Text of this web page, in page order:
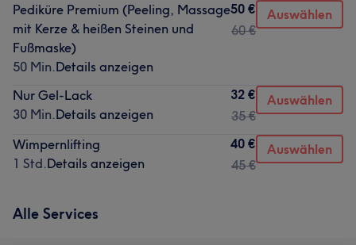
Pediküre Premium (Peeling, Massage
mit Kerze & heißen Steinen und
Fußmaske)
50 Min.Details anzeigen
50 €
60 €
Auswählen
Nur Gel-Lack
30 Min.Details anzeigen
32 €
35 €
Auswählen
Wimpernlifting
1 Std.Details anzeigen
40 €
45 €
Auswählen
Alle Services